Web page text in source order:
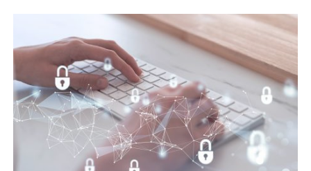
alături de Polonia una dintre cele mai atractive piețe din regiune...